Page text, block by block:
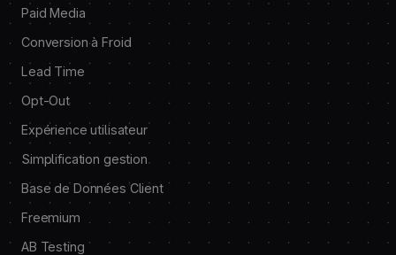
Paid Media
Conversion à Froid
Lead Time
Opt-Out
Expérience utilisateur
Simplification gestion
Base de Données Client
Freemium
AB Testing